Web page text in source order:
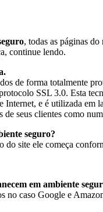
, todas as páginas do
continue lendo.
de forma totalmente
SSL 3.0. Esta
Internet, e é utilizada em
de seus clientes como
seguro?
do site ele começa
em ambiente
no caso Google e